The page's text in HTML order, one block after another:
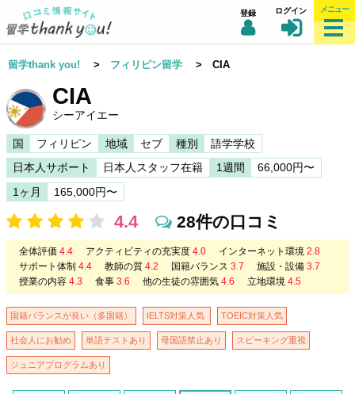
登録 ログイン メニュー
留学thank you! > フィリピン留学 > CIA
CIA
シーアイエー
国 フィリピン 地域 セブ 種別
語学学校
日本人サポート
日本人スタッフ在籍 1週間
66,000円〜
1ヶ月
165,000円〜
4.4 28件の口コミ
全体評価 4.4 アクティビティの充実度 4.0 インターネット環境 2.8
サポート体制 4.4 教師の質 4.2 国籍バランス 3.7 施設・設備 3.7
授業の内容 4.3 食事 3.6 他の生徒の雰囲気 4.6 立地環境 4.5
国籍バランスが良い（多国籍） IELTS対策人気 TOEIC対策人気
社会人にお勧め 単語テストあり 母国語禁止あり スピーキング重視
ジュニアプログラムあり